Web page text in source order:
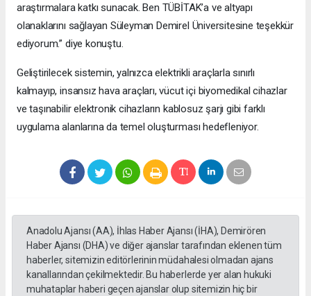
araştırmalara katkı sunacak. Ben TÜBİTAK’a ve altyapı
olanaklarını sağlayan Süleyman Demirel Üniversitesine teşekkür
ediyorum.” diye konuştu.
Geliştirilecek sistemin, yalnızca elektrikli araçlarla sınırlı
kalmayıp, insansız hava araçları, vücut içi biyomedikal cihazlar
ve taşınabilir elektronik cihazların kablosuz şarjı gibi farklı
uygulama alanlarına da temel oluşturması hedefleniyor.
Anadolu Ajansı (AA), İhlas Haber Ajansı (İHA), Demirören
Haber Ajansı (DHA) ve diğer ajanslar tarafından eklenen tüm
haberler, sitemizin editörlerinin müdahalesi olmadan ajans
kanallarından çekilmektedir. Bu haberlerde yer alan hukuki
muhataplar haberi geçen ajanslar olup sitemizin hiç bir